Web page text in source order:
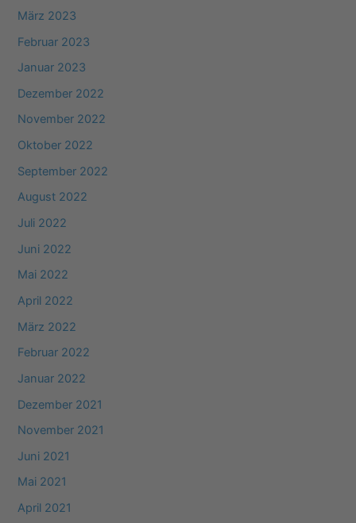
März 2023
Februar 2023
Januar 2023
Dezember 2022
November 2022
Oktober 2022
September 2022
August 2022
Juli 2022
Juni 2022
Mai 2022
April 2022
März 2022
Februar 2022
Januar 2022
Dezember 2021
November 2021
Juni 2021
Mai 2021
April 2021